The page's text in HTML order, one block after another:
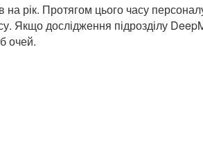
рік. Протягом цього часу
Якщо дослідження підрозділу
очей.